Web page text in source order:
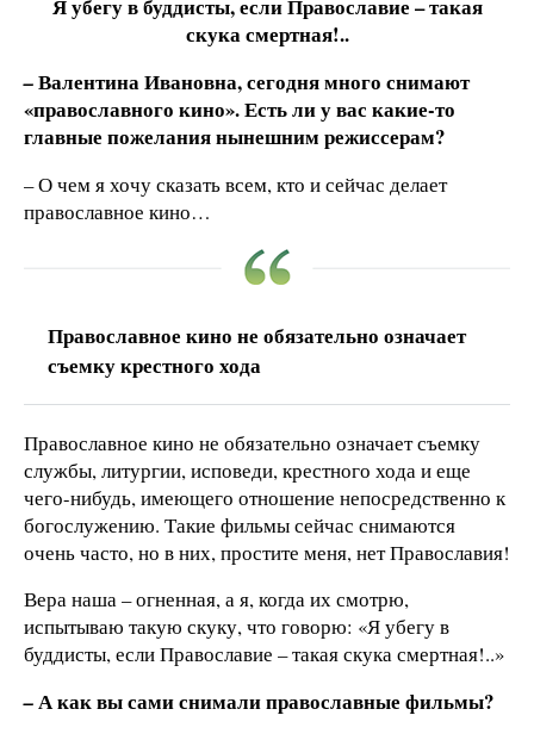
Я убегу в буддисты, если Православие – такая
скука смертная!..
–Валентина Ивановна, сегодня много снимают
«православного кино». Есть ли у вас какие-то
главные пожелания нынешним режиссерам?
– О чем я хочу сказать всем, кто и сейчас делает
православное кино…
Православное кино не обязательно означает
съемку крестного хода
Православное кино не обязательно означает съемку
службы, литургии, исповеди, крестного хода и еще
чего-нибудь, имеющего отношение непосредственно к
богослужению. Такие фильмы сейчас снимаются
очень часто, но в них, простите меня, нет Православия!
Вера наша – огненная, а я, когда их смотрю,
испытываю такую скуку, что говорю: «Я убегу в
буддисты, если Православие – такая скука смертная!..»
–А как вы сами снимали православные фильмы?